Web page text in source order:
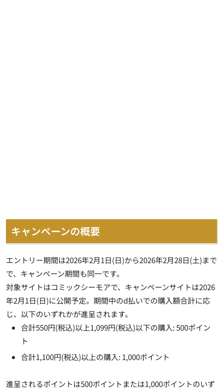
キャンペーンの概要
エントリー期間は2026年2月1日(日)から2026年2月28日(土)まで
で、キャンペーン期間も同一です。
対象サイトはコミックシーモアで、キャンペーンサイトは2026
年2月1日(日)に公開予定。期間中のd払いでの購入額合計に応
じ、以下のいずれかが進呈されます。
合計550円(税込)以上1,099円(税込)以下の購入: 500ポイン
ト
合計1,100円(税込)以上の購入: 1,000ポイント
進呈されるポイントは500ポイントまたは1,000ポイントのいず